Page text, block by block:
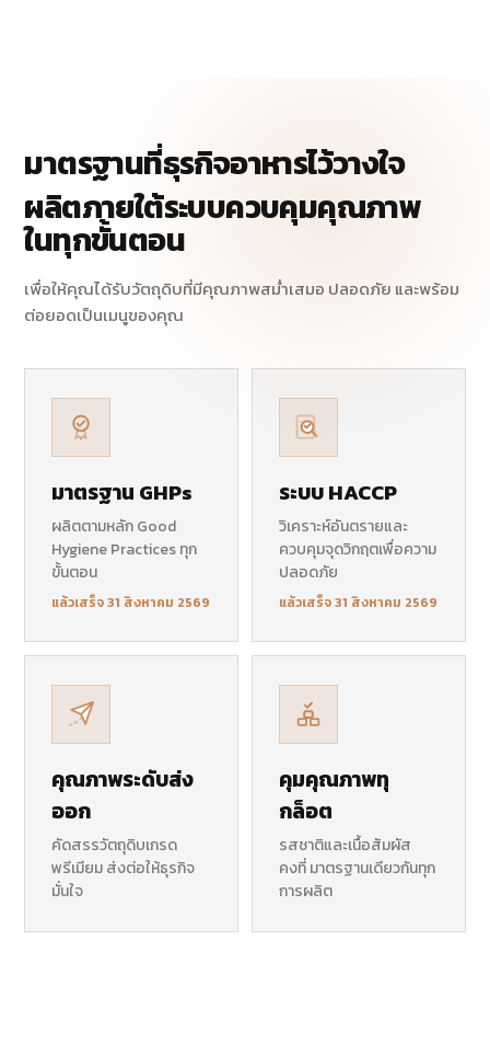
มาตรฐานที่ธุรกิจอาหารไว้วางใจ
ผลิตภายใต้ระบบควบคุมคุณภาพ
ในทุกขั้นตอน
เพื่อให้คุณได้รับวัตถุดิบที่มีคุณภาพสม่ำเสมอ ปลอดภัย และพร้อม
ต่อยอดเป็นเมนูของคุณ
มาตรฐาน GHPs
ผลิตตามหลัก Good
Hygiene Practices ทุก
ขั้นตอน
แล้วเสร็จ 31 สิงหาคม 2569
ระบบ HACCP
วิเคราะห์อันตรายและ
ควบคุมจุดวิกฤตเพื่อความ
ปลอดภัย
แล้วเสร็จ 31 สิงหาคม 2569
คุณภาพระดับส่ง
ออก
คัดสรรวัตถุดิบเกรด
พรีเมียม ส่งต่อให้ธุรกิจ
มั่นใจ
คุมคุณภาพทุ
กล็อต
รสชาติและเนื้อสัมผัส
คงที่ มาตรฐานเดียวกันทุก
การผลิต